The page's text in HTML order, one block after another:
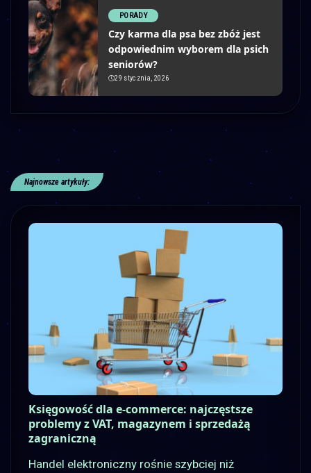
PORADY
Czy karma dla psa bez zbóż jest
odpowiednim wyborem dla psich
seniorów?
29 stycznia, 2026
Najnowsze artykuły:
Księgowość dla e-commerce: najczęstsze
problemy z VAT, magazynem i sprzedażą
zagraniczną
Handel elektroniczny rośnie szybciej niż